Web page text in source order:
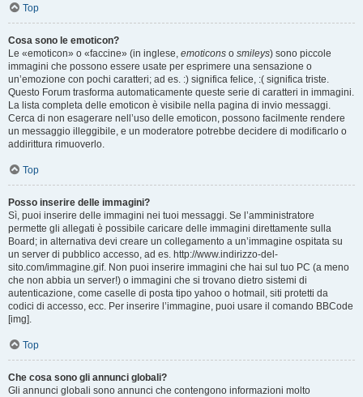
Top
Cosa sono le emoticon?
Le «emoticon» o «faccine» (in inglese, emoticons o smileys) sono piccole
immagini che possono essere usate per esprimere una sensazione o
un’emozione con pochi caratteri; ad es. :) significa felice, :( significa triste.
Questo Forum trasforma automaticamente queste serie di caratteri in immagini.
La lista completa delle emoticon è visibile nella pagina di invio messaggi.
Cerca di non esagerare nell’uso delle emoticon, possono facilmente rendere
un messaggio illeggibile, e un moderatore potrebbe decidere di modificarlo o
addirittura rimuoverlo.
Top
Posso inserire delle immagini?
Sì, puoi inserire delle immagini nei tuoi messaggi. Se l’amministratore
permette gli allegati è possibile caricare delle immagini direttamente sulla
Board; in alternativa devi creare un collegamento a un’immagine ospitata su
un server di pubblico accesso, ad es. http://www.indirizzo-del-
sito.com/immagine.gif. Non puoi inserire immagini che hai sul tuo PC (a meno
che non abbia un server!) o immagini che si trovano dietro sistemi di
autenticazione, come caselle di posta tipo yahoo o hotmail, siti protetti da
codici di accesso, ecc. Per inserire l’immagine, puoi usare il comando BBCode
[img].
Top
Che cosa sono gli annunci globali?
Gli annunci globali sono annunci che contengono informazioni molto